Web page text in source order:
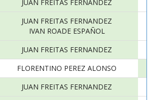
JUAN FREITAS FERNANDEZ
JUAN FREITAS FERNANDEZ
IVAN ROADE ESPAÑOL
JUAN FREITAS FERNANDEZ
FLORENTINO PEREZ ALONSO
JUAN FREITAS FERNANDEZ